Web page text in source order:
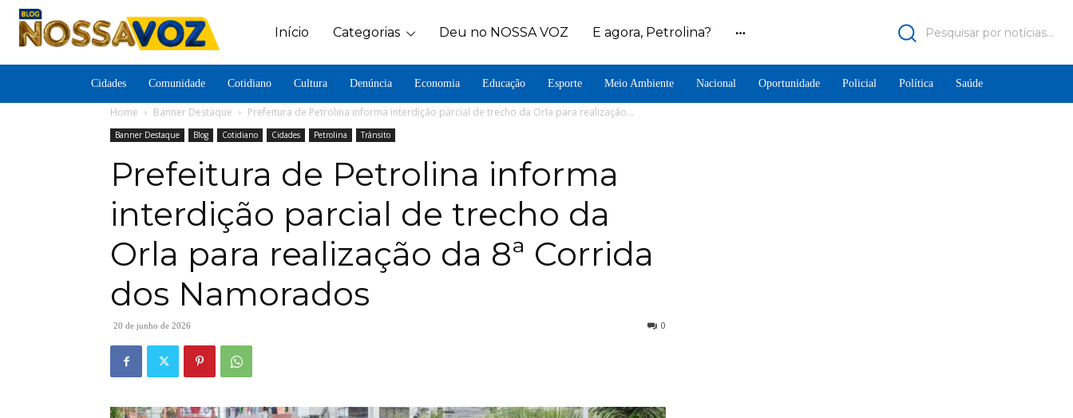
Início Categorias Deu no NOSSA VOZ E agora, Petrolina? Pesquisar por notícias...
Cidades Comunidade Cotidiano Cultura Denúncia Economia Educação Esporte Meio Ambiente Nacional Oportunidade Policial Política Saúde
Home Banner Destaque Prefeitura de Petrolina informa interdição parcial de trecho da Orla para realização...
Banner Destaque Blog Cotidiano Cidades Petrolina Trânsito
Prefeitura de Petrolina informa
interdição parcial de trecho da
Orla para realização da 8ª Corrida
dos Namorados
20 de junho de 2026 0